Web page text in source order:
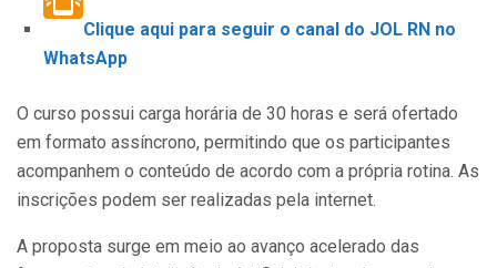
Clique aqui para seguir o canal do JOL RN no
WhatsApp
O curso possui carga horária de 30 horas e será ofertado
em formato assíncrono, permitindo que os participantes
acompanhem o conteúdo de acordo com a própria rotina. As
inscrições podem ser realizadas pela internet.
A proposta surge em meio ao avanço acelerado das